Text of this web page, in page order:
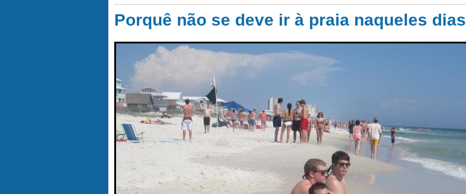
Porquê não se deve ir à praia naqueles dias